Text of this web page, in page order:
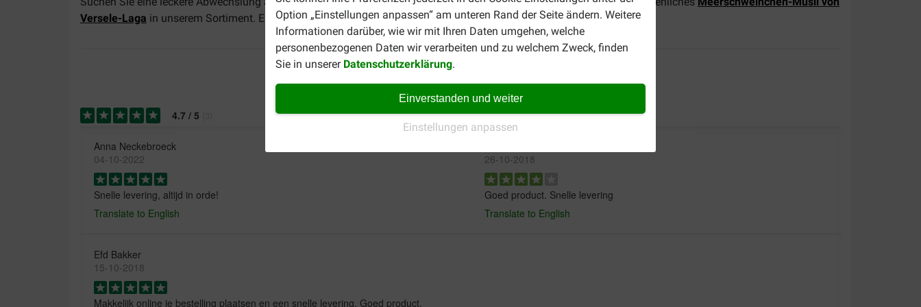
Option „Einstellungen anpassen“ am unteren Rand der Seite ändern. Weitere
Informationen darüber, wie wir mit Ihren Daten umgehen, welche
personenbezogenen Daten wir verarbeiten und zu welchem Zweck, finden
Sie in unserer Datenschutzerklärung.
Einverstanden und weiter
Einstellungen anpassen
Versele-Laga in unserem Sortiment. Eine Übersicht über alle Arten Meerschweinchenfutter finden Siehier.
4.7 / 5
Anna Neckebroeck
04-10-2022
Snelle levering, altijd in orde!
Translate to English
26-10-2018
Goed product. Snelle levering
Translate to English
Efd Bakker
15-10-2018
Makkelijk online je bestelling plaatsen en een snelle levering. Goed product.